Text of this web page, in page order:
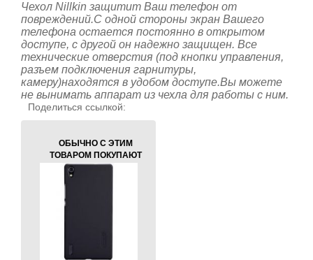
Чехол Nillkin защитит Ваш телефон от
повреждений.С одной стороны экран Вашего
телефона остается постоянно в открытом
доступе, с другой он надежно защищен. Все
технические отверстия (под кнопки управления,
разъем подключения гарнитуры,
камеру)находятся в удобом доступе.Вы можете
не вынимать аппарат из чехла для работы с ним.
Поделиться ссылкой:
ОБЫЧНО С ЭТИМ
ТОВАРОМ ПОКУПАЮТ